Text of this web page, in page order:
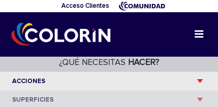
Acceso Clientes
¿QUÉ NECESITAS HACER?